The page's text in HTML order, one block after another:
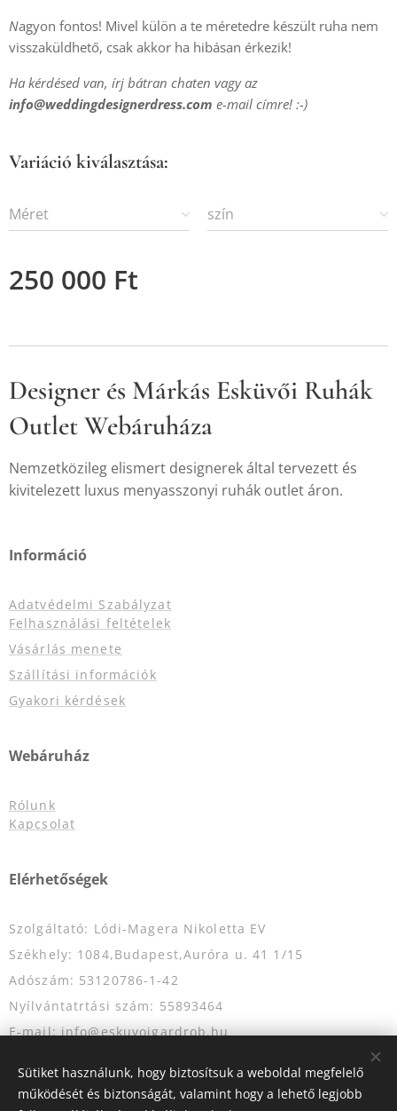
Nagyon fontos! Mivel külön a te méretedre készült ruha nem
visszaküldhető, csak akkor ha hibásan érkezik!
Ha kérdésed van, írj bátran chaten vagy az
info@weddingdesignerdress.com e-mail címre! :-)
Variáció kiválasztása:
Méret szín
250 000 Ft
Designer és Márkás Esküvői Ruhák
Outlet Webáruháza
Nemzetközileg elismert designerek által tervezett és
kivitelezett luxus menyasszonyi ruhák outlet áron.
Információ
Adatvédelmi Szabályzat
Felhasználási feltételek
Vásárlás menete
Szállítási információk
Gyakori kérdések
Webáruház
Rólunk
Kapcsolat
Elérhetőségek
Szolgáltató: Lódi-Magera Nikoletta EV
Székhely: 1084,Budapest,Auróra u. 41 1/15
Adószám: 53120786-1-42
Nyílvántatrtási szám: 55893464
E-mail: info@eskuvoigardrob.hu
Sütiket használunk, hogy biztosítsuk a weboldal megfelelő
működését és biztonságát, valamint hogy a lehető legjobb